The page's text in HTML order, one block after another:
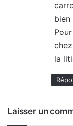
bien
la
Laisser un